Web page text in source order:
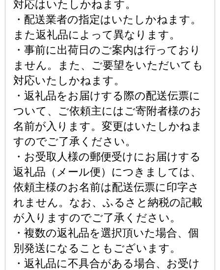
対応はいたしかねます。
・配送業者の指定はいたしかねます。
また返礼品によって異なります。
・事前に出荷日のご案内は行っており
ません。また、ご要望をいただいても
対応いたしかねます。
・返礼品をお届けする際の配送伝票に
ついて、ご依頼主にはご寄附者様のお
名前が入ります。変更はいたしかねま
すのでご了承ください。
・お受取人様の郵便受けにお届けする
返礼品（メール便）につきましては、
依頼主様のお名前は配送伝票に印字さ
れません。なお、ふるさと納税の記載
が入りますのでご了承ください。
・複数の返礼品を選択頂いた場合、個
別発送になることもございます。
・返礼品に不具合がある場合、お受け